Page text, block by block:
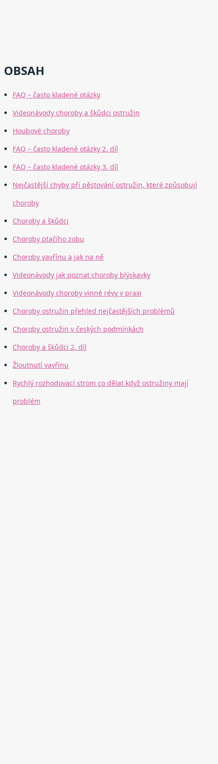
OBSAH
FAQ – často kladené otázky
Videonávody choroby a škůdci ostružin
Houbové choroby
FAQ – často kladené otázky 2. díl
FAQ – často kladené otázky 3. díl
Nejčastější chyby při pěstování ostružin, které způsobují
choroby
Choroby a škůdci
Choroby ptačího zobu
Choroby vavřínu a jak na ně
Videonávody jak poznat choroby blýskavky
Videonávody choroby vinné révy v praxi
Choroby ostružin přehled nejčastějších problémů
Choroby ostružin v českých podmínkách
Choroby a škůdci 2. díl
Žloutnutí vavřínu
Rychlý rozhodovací strom co dělat když ostružiny mají
problém